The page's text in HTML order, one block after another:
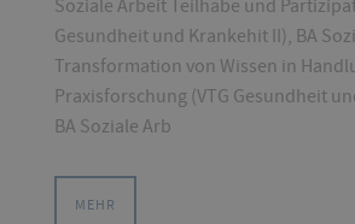
Soziale Arbeit Teilhabe und
Gesundheit und Krankehit II), BA
Transformation von Wissen in
Praxisforschung (VTG Gesundheit
BA Soziale Arb
MEHR